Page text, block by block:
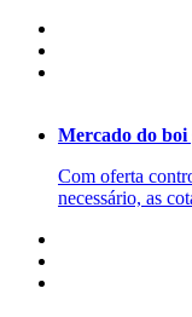
Mercado do boi
Com oferta
necessário, as